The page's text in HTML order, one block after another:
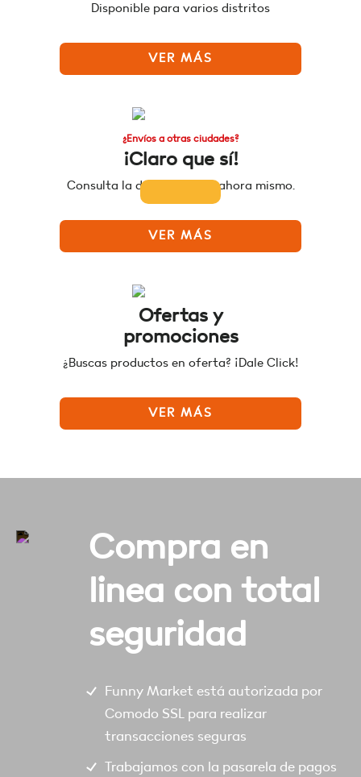
Disponible para varios distritos
VER MÁS
¿Envíos a otras ciudades?
¡Claro que sí!
Consulta la disponibilidad ahora mismo.
VER MÁS
Ofertas y
promociones
¿Buscas productos en oferta? ¡Dale Click!
VER MÁS
Compra en
linea con total
seguridad
Funny Market está autorizada por
Comodo SSL para realizar
transacciones seguras
Trabajamos con la pasarela de pagos